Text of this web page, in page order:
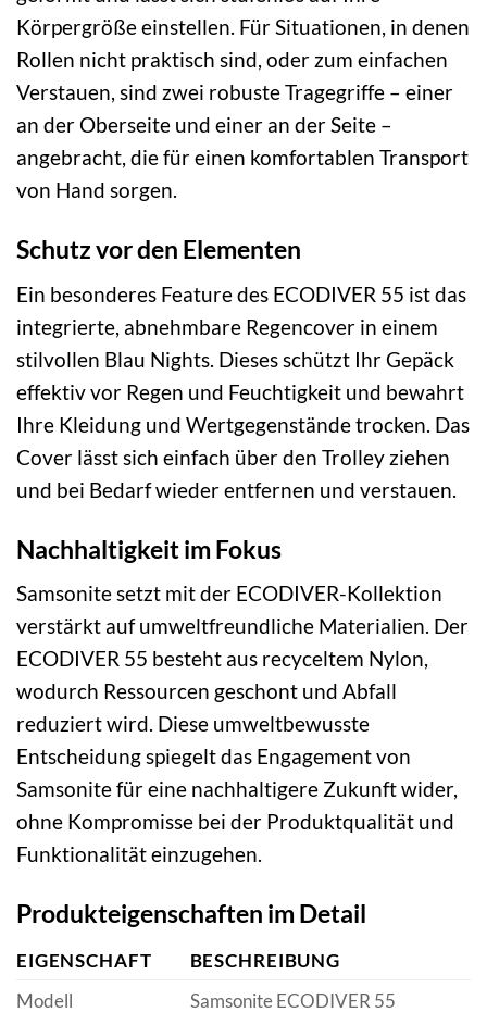
Körpergröße einstellen. Für Situationen, in denen
Rollen nicht praktisch sind, oder zum einfachen
Verstauen, sind zwei robuste Tragegriffe – einer
an der Oberseite und einer an der Seite –
angebracht, die für einen komfortablen Transport
von Hand sorgen.
Schutz vor den Elementen
Ein besonderes Feature des ECODIVER 55 ist das
integrierte, abnehmbare Regencover in einem
stilvollen Blau Nights. Dieses schützt Ihr Gepäck
effektiv vor Regen und Feuchtigkeit und bewahrt
Ihre Kleidung und Wertgegenstände trocken. Das
Cover lässt sich einfach über den Trolley ziehen
und bei Bedarf wieder entfernen und verstauen.
Nachhaltigkeit im Fokus
Samsonite setzt mit der ECODIVER-Kollektion
verstärkt auf umweltfreundliche Materialien. Der
ECODIVER 55 besteht aus recyceltem Nylon,
wodurch Ressourcen geschont und Abfall
reduziert wird. Diese umweltbewusste
Entscheidung spiegelt das Engagement von
Samsonite für eine nachhaltigere Zukunft wider,
ohne Kompromisse bei der Produktqualität und
Funktionalität einzugehen.
Produkteigenschaften im Detail
EIGENSCHAFT
BESCHREIBUNG
Modell
Samsonite ECODIVER 55